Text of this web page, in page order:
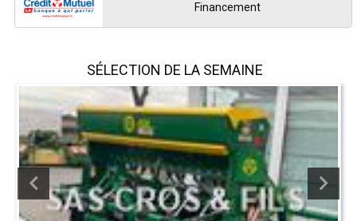
Financement
SÉLECTION DE LA SEMAINE